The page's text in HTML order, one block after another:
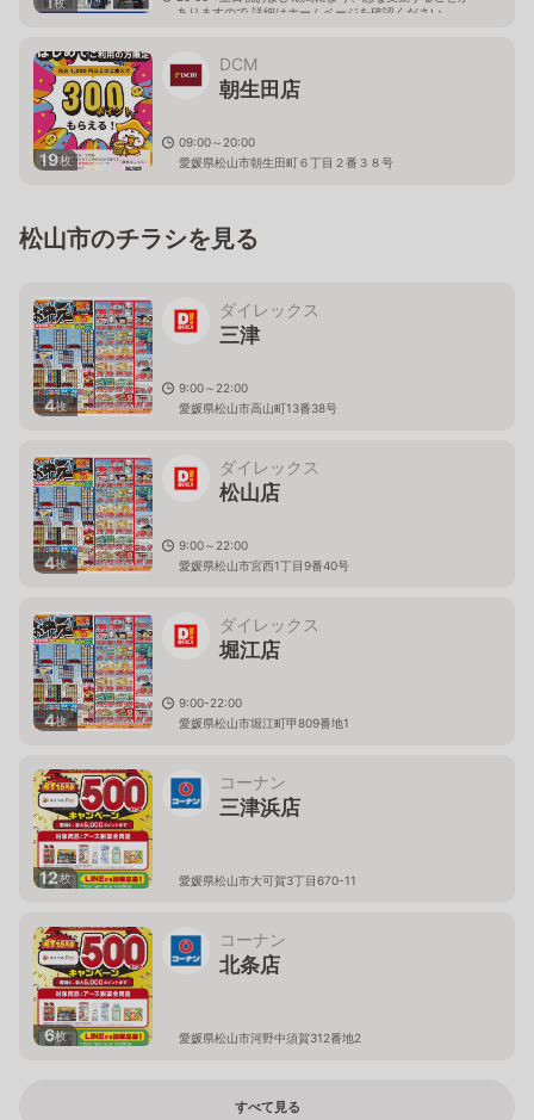
ありますので 詳細はホームページを確認ください
19枚
DCM
朝生田店
09:00～20:00
愛媛県松山市朝生田町６丁目２番３８号
松山市のチラシを見る
4枚
ダイレックス
三津
9:00～22:00
愛媛県松山市高山町13番38号
4枚
ダイレックス
松山店
9:00～22:00
愛媛県松山市宮西1丁目9番40号
4枚
ダイレックス
堀江店
9:00-22:00
愛媛県松山市堀江町甲809番地1
12枚
コーナン
三津浜店
愛媛県松山市大可賀3丁目670-11
6枚
コーナン
北条店
愛媛県松山市河野中須賀312番地2
すべて見る